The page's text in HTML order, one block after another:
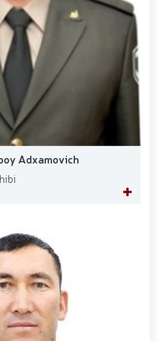
Adxamovich